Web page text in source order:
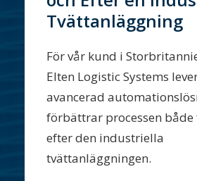
Tvättanläggning
För vår kund i
Elten Logistic Systems
avancerad
förbättrar processen både
efter den industriella
tvättanläggningen.